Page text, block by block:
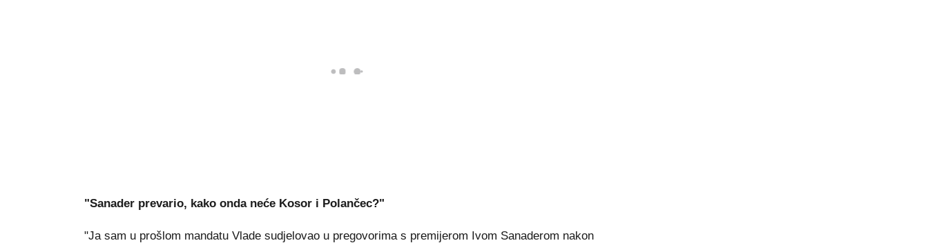
"Sanader prevario, kako onda neće Kosor i Polančec?"
"Ja sam u prošlom mandatu Vlade sudjelovao u pregovorima s premijerom Ivom Sanaderom nakon